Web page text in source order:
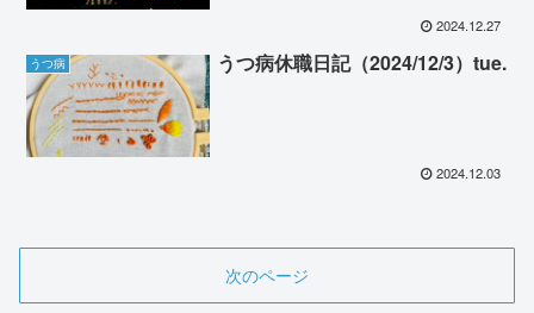
2024.12.27
うつ病 うつ病休職日記（2024/12/3）tue.
2024.12.03
次のページ